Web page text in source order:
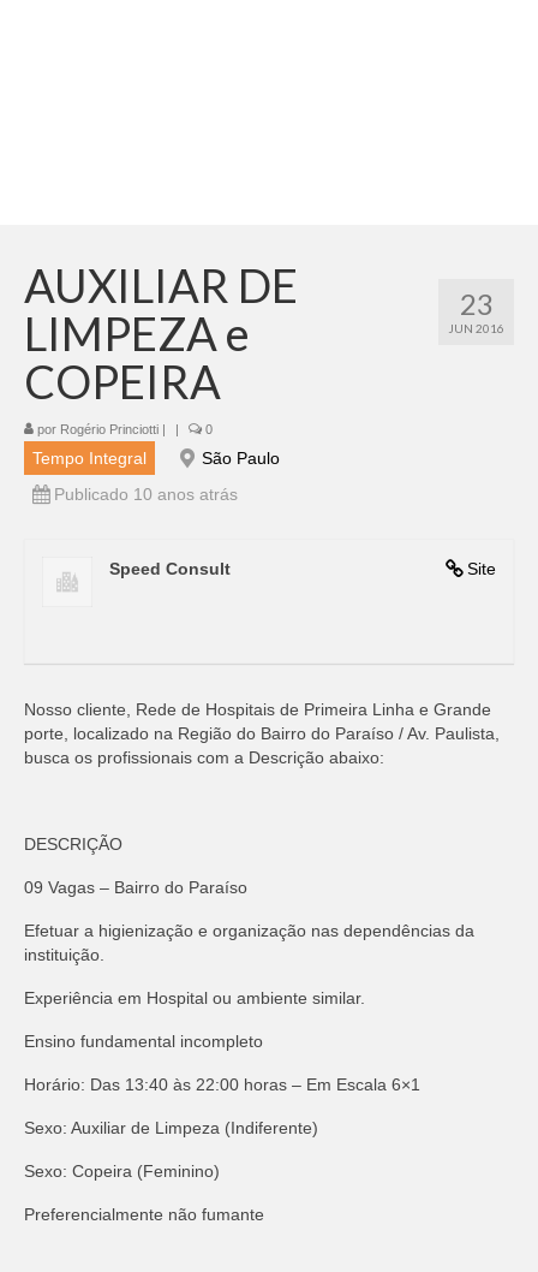
23
JUN 2016
AUXILIAR DE
LIMPEZA e
COPEIRA
por Rogério Princiotti | | 0
Tempo Integral
São Paulo
Publicado 10 anos atrás
Site
Speed Consult
Nosso cliente, Rede de Hospitais de Primeira Linha e Grande
porte, localizado na Região do Bairro do Paraíso / Av. Paulista,
busca os profissionais com a Descrição abaixo:
DESCRIÇÃO
09 Vagas – Bairro do Paraíso
Efetuar a higienização e organização nas dependências da
instituição.
Experiência em Hospital ou ambiente similar.
Ensino fundamental incompleto
Horário: Das 13:40 às 22:00 horas – Em Escala 6×1
Sexo: Auxiliar de Limpeza (Indiferente)
Sexo: Copeira (Feminino)
Preferencialmente não fumante